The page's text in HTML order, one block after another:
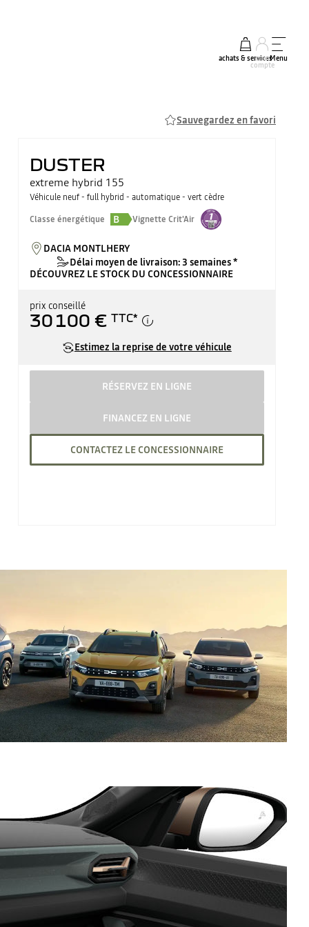
achats & services
mon
compte
Menu
Sauvegardez en favori
DUSTER
extreme hybrid 155
Véhicule neuf - full hybrid - automatique - vert cèdre
Classe énergétique
B Vignette Crit'Air
DACIA MONTLHERY
Délai moyen de livraison: 3 semaines *
DÉCOUVREZ LE STOCK DU CONCESSIONNAIRE
prix conseillé
30 100 € TTC*
Estimez la reprise de votre véhicule
RÉSERVEZ EN LIGNE
FINANCEZ EN LIGNE
CONTACTEZ LE CONCESSIONNAIRE